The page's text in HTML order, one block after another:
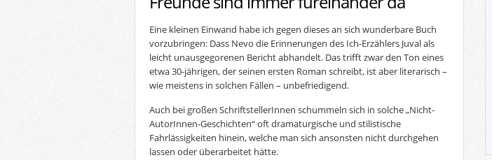
Eine kleinen Einwand habe ich gegen dieses an sich wunderbare Buch
vorzubringen: Dass Nevo die Erinnerungen des Ich-Erzählers Juval als
leicht unausgegorenen Bericht abhandelt. Das trifft zwar den Ton eines
etwa 30-jährigen, der seinen ersten Roman schreibt, ist aber literarisch –
wie meistens in solchen Fällen – unbefriedigend.
Auch bei großen SchriftstellerInnen schummeln sich in solche „Nicht-
AutorInnen-Geschichten“ oft dramaturgische und stilistische
Fahrlässigkeiten hinein, welche man sich ansonsten nicht durchgehen
lassen oder überarbeitet hätte.